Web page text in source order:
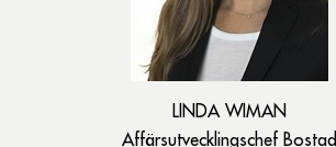
LINDA WIMAN
Affärsutvecklingschef Bostad